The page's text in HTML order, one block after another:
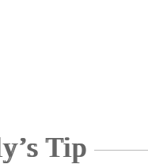
Tip